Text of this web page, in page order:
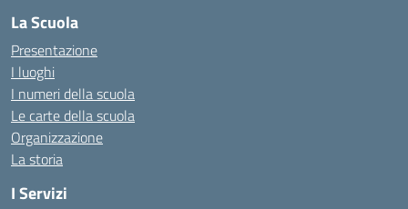
La Scuola
Presentazione
I luoghi
I numeri della scuola
Le carte della scuola
Organizzazione
La storia
I Servizi